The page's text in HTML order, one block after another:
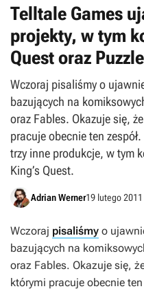
Telltale Games
projekty, w tym
Quest oraz
Wczoraj pisaliśmy o
bazujących na
oraz Fables. Okazuje się,
pracuje obecnie ten
trzy inne produkcje, w tym
King’s Quest.
Adrian Werner19 lutego
Wczoraj pisaliśmy o
bazujących na
oraz Fables. Okazuje się,
którymi pracuje obecnie